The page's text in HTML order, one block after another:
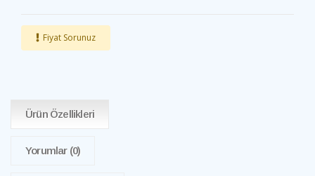
Fiyat Sorunuz
Ürün Özellikleri
Yorumlar (0)